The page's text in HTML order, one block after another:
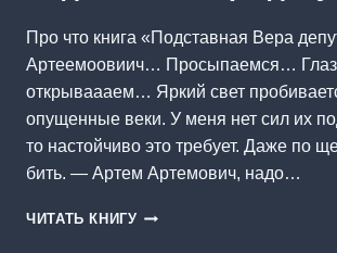
Про что книга «Подставная Вера
Артеемоовиич… Просыпаемся…
открываааем… Яркий свет
опущенные веки. У меня нет сил их
то настойчиво это требует. Даже по
бить. — Артем Артемович, надо…
ЧИТАТЬ КНИГУ ПОДСТАВНАЯ